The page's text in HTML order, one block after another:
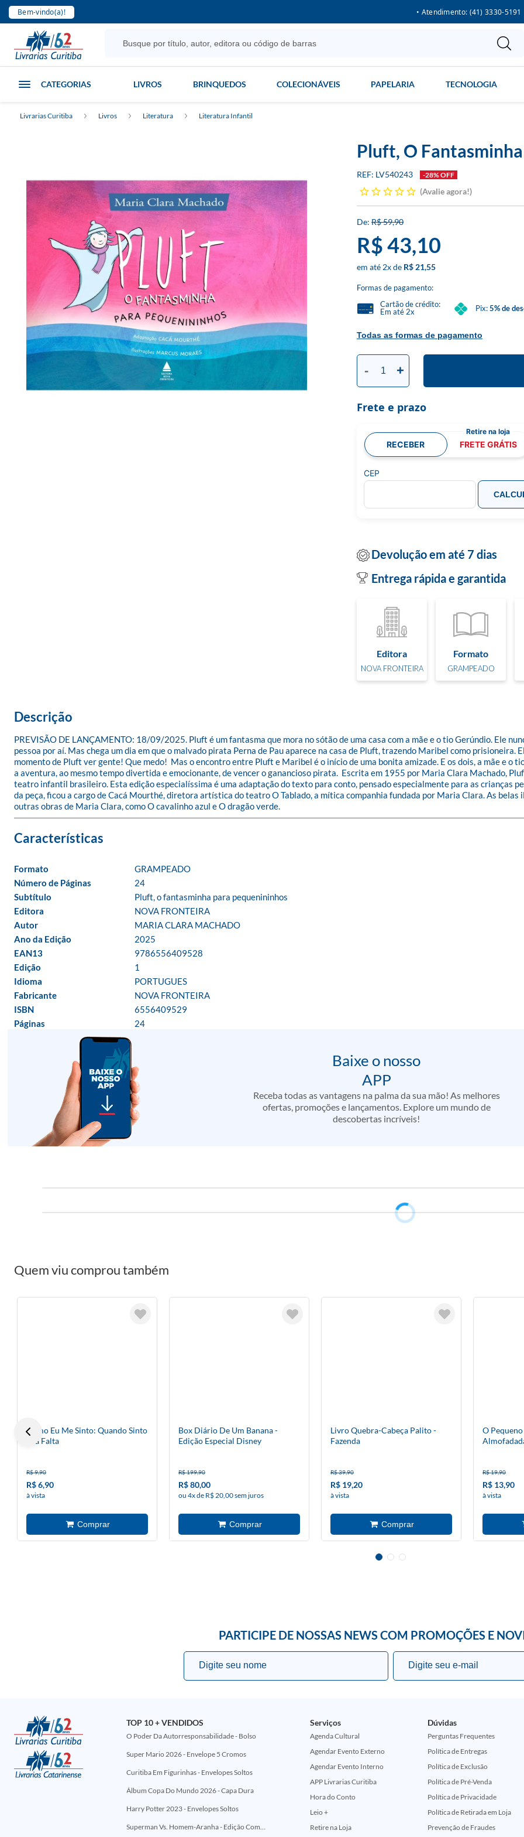
Bem-vindo(a)! • Atendimento: (41) 3330-5191
CATEGORIAS LIVROS BRINQUEDOS COLECIONÁVEIS PAPELARIA TECNOLOGIA
Livrarias Curitiba Livros Literatura Literatura Infantil
Pluft, O
LV540243 -28% OFF
Avalie agora!
R$ 59,90
R$ 43,10
2x R$ 21,55
Formas de pagamento:
Todas as formas de pagamento
Cartão de crédito:
Em até 2x
Pix:5% de
- +
Frete e prazo
RECEBER FRETE GRÁTIS
CEP
Devolução em até 7 dias
Entrega rápida e garantida
Editora
NOVA FRONTEIRA
Formato
GRAMPEADO
Descrição
PREVISÃO DE LANÇAMENTO: 18/09/2025. Pluft é um fantasma que mora no sótão de uma casa com a mãe e o tio Gerúndio. Ele
pessoa por aí. Mas chega um dia em que o malvado pirata Perna de Pau aparece na casa de Pluft, trazendo Maribel como prisioneira.
momento de Pluft ver gente! Que medo!  Mas o encontro entre Pluft e Maribel é o início de uma bonita amizade. E os dois, a mãe e o
a aventura, ao mesmo tempo divertida e emocionante, de vencer o ganancioso pirata.  Escrita em 1955 por Maria Clara Machado,
teatro infantil brasileiro. Esta edição especialíssima é uma adaptação do texto para conto, pensado especialmente para as crianças
da peça, ficou a cargo de Cacá Mourthé, diretora artística do teatro O Tablado, a mítica companhia fundada por Maria Clara. As
outras obras de Maria Clara, como O cavalinho azul e O dragão verde.
Formato
GRAMPEADO
Número de Páginas
24
Subtítulo
Pluft, o fantasminha para pequenininhos
Editora
NOVA FRONTEIRA
Autor
MARIA CLARA MACHADO
Ano da Edição
2025
EAN13
9786556409528
Edição
1
Idioma
PORTUGUES
Fabricante
NOVA FRONTEIRA
ISBN
6556409529
Páginas
24
Baixe o nosso
APP
Receba todas as vantagens na palma da sua mão! As melhores
ofertas, promoções e lançamentos. Explore um mundo de
descobertas incríveis!
Quem viu comprou também
Como Eu Me Sinto: Quando Sinto
Sua Falta
R$ 9,90
R$ 6,90
à vista
Box Diário De Um Banana -
Edição Especial Disney
R$ 199,90
R$ 80,00
ou 4x de R$ 20,00 sem juros
Livro Quebra-Cabeça Palito -
Fazenda
R$ 39,90
R$ 19,20
à vista
O
R$ 19,90
R$ 13,90
à vista
PARTICIPE DE NOSSAS NEWS COM PROMOÇÕES E
TOP 10 + VENDIDOS
O Poder Da Autorresponsabilidade - Bolso
Super Mario 2026 - Envelope 5 Cromos
Curitiba Em Figurinhas - Envelopes Soltos
Álbum Copa Do Mundo 2026 - Capa Dura
Harry Potter 2023 - Envelopes Soltos
Superman Vs. Homem-Aranha - Edição Comemorativa 50 Anos (Encontros Clássicos Dc E Marvel)
Serviços
Agenda Cultural
Agendar Evento Externo
Agendar Evento Interno
APP Livrarias Curitiba
Hora do Conto
Leio +
Retire na Loja
Dúvidas
Perguntas Frequentes
Política de Entregas
Política de Exclusão
Política de Pré-Venda
Política de Privacidade
Política de Retirada em Loja
Prevenção de Fraudes